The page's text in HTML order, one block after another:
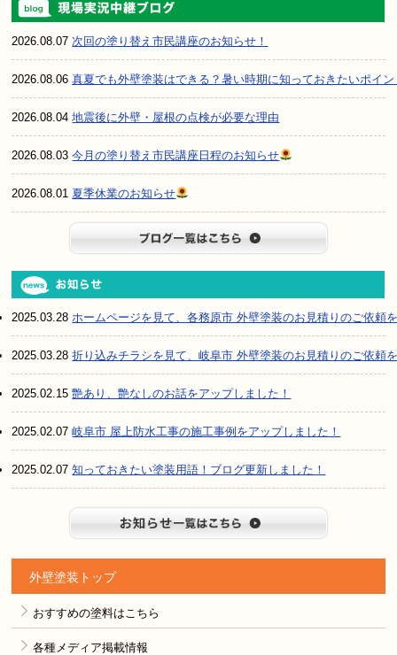
2026.08.07次回の塗り替え市民講座のお知らせ！
2026.08.06真夏でも外壁塗装はできる？暑い時期に知っておきたいポイン
2026.08.04地震後に外壁・屋根の点検が必要な理由
2026.08.03今月の塗り替え市民講座日程のお知らせ
2026.08.01 夏季休業のお知らせ
2025.03.28ホームページを見て、各務原市 外壁塗装のお見積りのご依頼
2025.03.28折り込みチラシを見て、岐阜市 外壁塗装のお見積りのご依頼
2025.02.15艶あり、艶なしのお話をアップしました！
2025.02.07岐阜市 屋上防水工事の施工事例をアップしました！
2025.02.07知っておきたい塗装用語！ブログ更新しました！
外壁塗装トップ
おすすめの塗料はこちら
各種メディア掲載情報